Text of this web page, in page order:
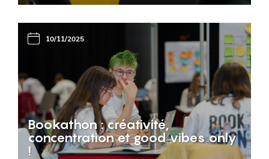
10/11/2025
Bookathon : créativité,
concentration et good vibes only
!